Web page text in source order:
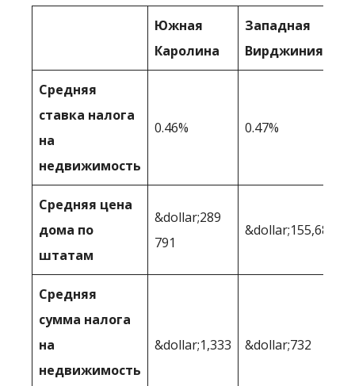
Южная
Каролина
Западная
Вирджиния
Средняя
ставка налога
на
недвижимость
0.46% 0.47%
Средняя цена
дома по
штатам
&dollar;289
791
&dollar;155,687
Средняя
сумма налога
на
недвижимость
&dollar;1,333 &dollar;732